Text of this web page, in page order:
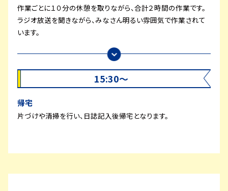
作業ごとに１０分の休憩を取りながら、合計２時間の作業です。
ラジオ放送を聞きながら、みなさん明るい雰囲気で作業されて
います。
15:30～
帰宅
片づけや清掃を行い、日誌記入後帰宅となります。